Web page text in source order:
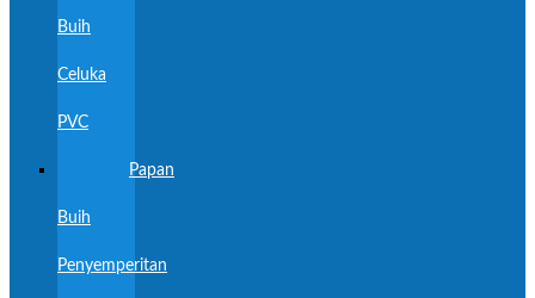
Buih
Celuka
PVC
Papan
Buih
Penyemperitan